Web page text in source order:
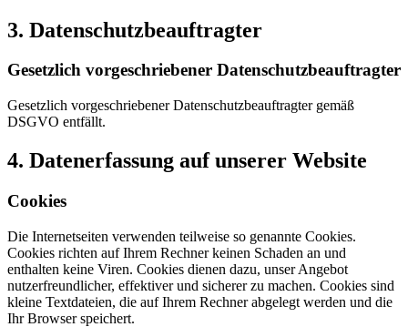
3. Datenschutzbeauftragter
Gesetzlich vorgeschriebener Datenschutzbeauftragter
Gesetzlich vorgeschriebener Datenschutzbeauftragter gemäß
DSGVO entfällt.
4. Datenerfassung auf unserer Website
Cookies
Die Internetseiten verwenden teilweise so genannte Cookies.
Cookies richten auf Ihrem Rechner keinen Schaden an und
enthalten keine Viren. Cookies dienen dazu, unser Angebot
nutzerfreundlicher, effektiver und sicherer zu machen. Cookies sind
kleine Textdateien, die auf Ihrem Rechner abgelegt werden und die
Ihr Browser speichert.